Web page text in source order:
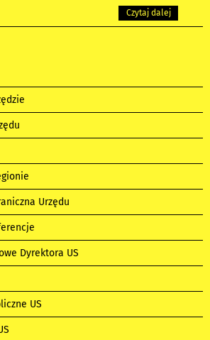
Czytaj dalej
Urzędu
Dyrektora US
US